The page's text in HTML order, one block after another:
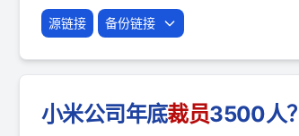
源链接 备份链接
小米公司年底裁员3500人